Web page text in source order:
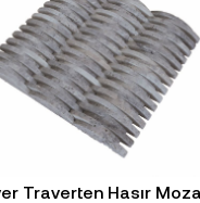
Traverten Hasır